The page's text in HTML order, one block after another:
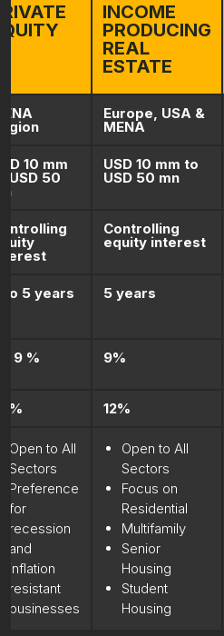
INCOME
PRODUCING
REAL
ESTATE
Europe, USA &
MENA
10 mm
USD 50
USD 10 mm to
USD 50 mn
Controlling
equity interest
to 5 years 5 years
- 9 % 9%
12%
Open to All
Sectors
Preference
for
recession
and
inflation
resistant
businesses
Open to All
Sectors
Focus on
Residential
Multifamily
Senior
Housing
Student
Housing